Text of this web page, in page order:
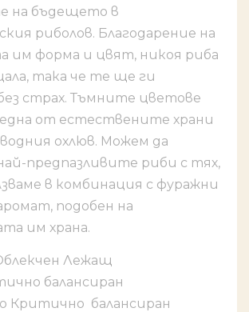
на бъдещето в
риболов. Благодарение на
им форма и цвят, никоя риба
така че те ще ги
страх. Тъмните цветове
от естествените храни
охлюв. Можем да
предпазливите риби с тях,
в комбинация с фуражни
подобен на
им храна.
Лежащ
балансиран
Критично балансиран